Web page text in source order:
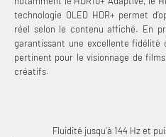
technologie OLED HDR+ permet
réel selon le contenu affiché. En
garantissant une excellente fidélité
pertinent pour le visionnage de
créatifs.
Fluidité jusqu’à 144 Hz et